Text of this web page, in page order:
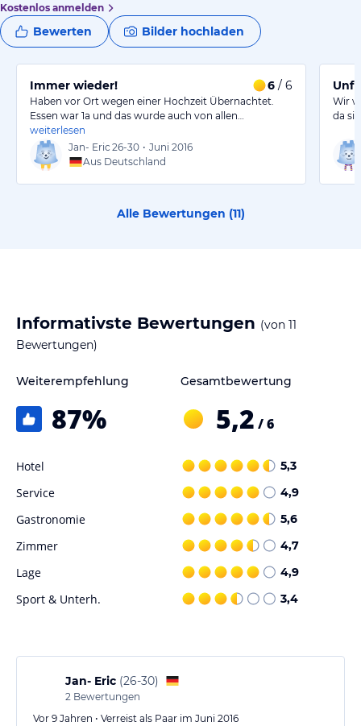
Kostenlos anmelden
Bewerten Bilder hochladen
Immer wieder! 6 / 6
Haben vor Ort wegen einer Hochzeit Übernachtet.
Essen war 1a und das wurde auch von allen…
weiterlesen
Jan- Eric 26-30 • Juni 2016
Aus Deutschland
Wir
da
Alle Bewertungen (11)
Informativste Bewertungen (von 11
Bewertungen)
Weiterempfehlung
87%
Gesamtbewertung
5,2 / 6
Hotel 5,3
Service 4,9
Gastronomie 5,6
Zimmer 4,7
Lage 4,9
Sport & Unterh. 3,4
Jan- Eric (26-30)
2 Bewertungen
Vor 9 Jahren • Verreist als Paar im Juni 2016